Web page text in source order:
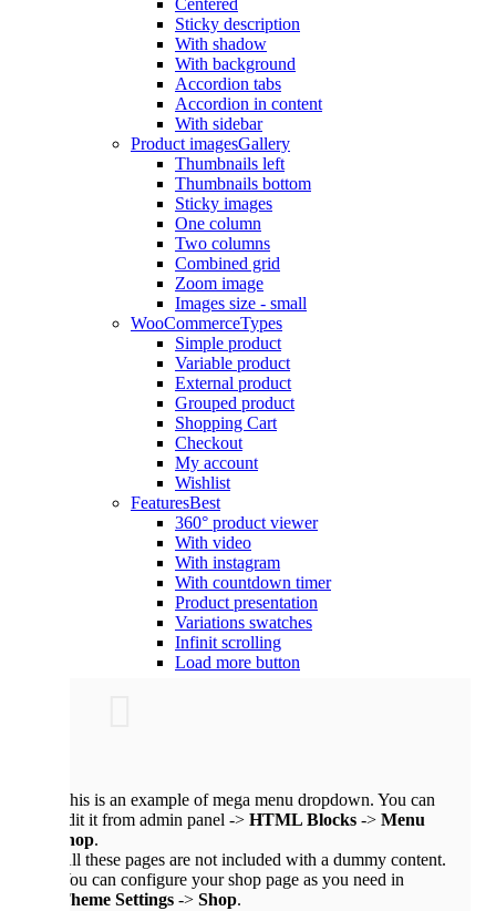
Centered
Sticky description
With shadow
With background
Accordion tabs
Accordion in content
With sidebar
Product imagesGallery
Thumbnails left
Thumbnails bottom
Sticky images
One column
Two columns
Combined grid
Zoom image
Images size - small
WooCommerceTypes
Simple product
Variable product
External product
Grouped product
Shopping Cart
Checkout
My account
Wishlist
FeaturesBest
360° product viewer
With video
With instagram
With countdown timer
Product presentation
Variations swatches
Infinit scrolling
Load more button
This is an example of mega menu dropdown. You can
edit it from admin panel -> HTML Blocks -> Menu
shop.
All these pages are not included with a dummy content.
You can configure your shop page as you need in
Theme Settings -> Shop.